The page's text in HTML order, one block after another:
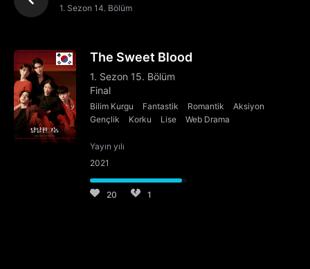
1. Sezon 14. Bölüm
The Sweet Blood
1. Sezon 15. Bölüm
Final
Bilim Kurgu Fantastik Romantik
Aksiyon
Gençlik
Korku Lise Web Drama
Yayın yılı
2021
20 1